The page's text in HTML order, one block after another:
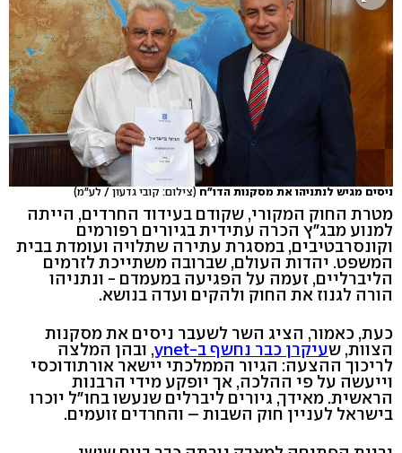
ניסים מגיש לנתניהו את מסקנות הדו"ח (צילום: קובי גדעון / לע"מ)
מטרת החוק המקורי, שקודם בעידוד החרדים, הייתה
למנוע מבג"ץ הכרה עתידית בגיורים רפורמים
וקונסרבטיבים, במסגרת עתירה שתלויה ועומדת בבית
המשפט. יהדות העולם, שברובה משתייכת לזרמים
הליברליים, זעמה על הפגיעה במעמדם - ונתניהו
הורה לגנוז את החוק ולהקים ועדה בנושא.
כעת, כאמור, הציג השר לשעבר ניסים את מסקנות
הצוות, שעיקרן כבר נחשף ב-ynet , ובהן המלצה
לריכוך ההצעה: הגיור הממלכתי יישאר אורתודוכסי
וייעשה על פי ההלכה, אך יופקע מידי הרבנות
הראשית. מאידך, גיורים ליברלים שנעשו בחו"ל יוכרו
בישראל לעניין חוק השבות – והחרדים זועמים.